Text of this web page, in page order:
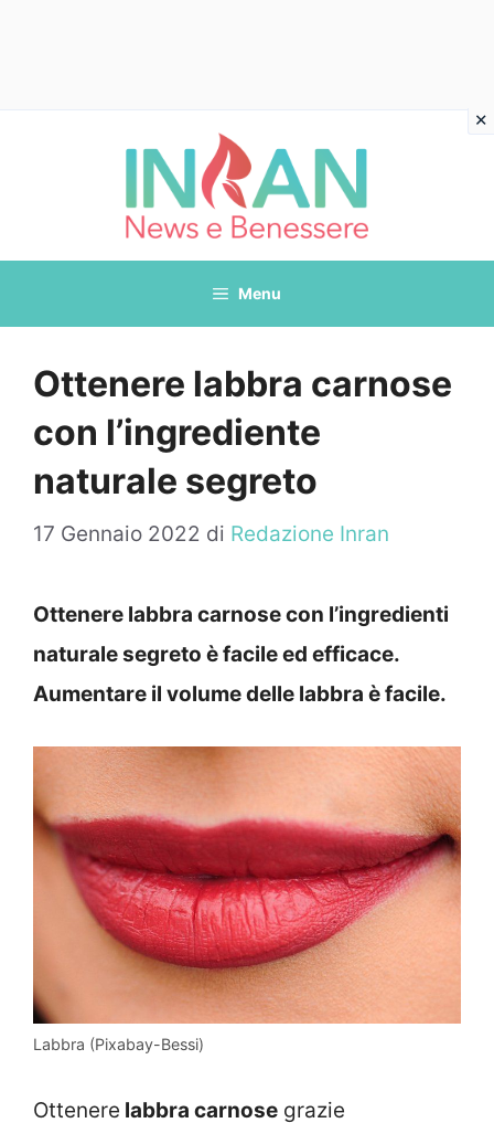
Menu
Ottenere labbra carnose
con l’ingrediente
naturale segreto
17 Gennaio 2022 di Redazione Inran
Ottenere labbra carnose con l’ingredienti
naturale segreto è facile ed efficace.
Aumentare il volume delle labbra è facile.
Labbra (Pixabay-Bessi)
Ottenere labbra carnose grazie